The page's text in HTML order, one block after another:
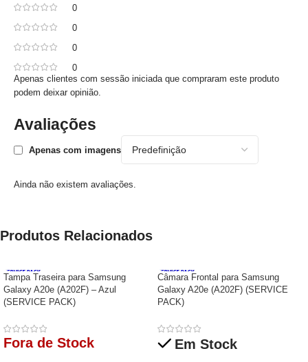
0
0
0
0
Avaliações
Apenas com imagens
Ainda não existem avaliações.
Apenas clientes com sessão iniciada que compraram este produto
podem deixar opinião.
Produtos Relacionados
Tampa Traseira para Samsung
Galaxy A20e (A202F) – Azul
(SERVICE PACK)
Fora de Stock
Câmara Frontal para Samsung
Galaxy A20e (A202F) (SERVICE
PACK)
Em Stock